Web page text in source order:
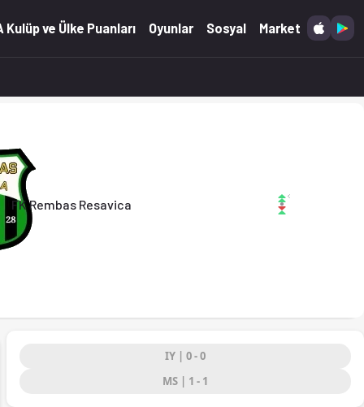
Kulüp ve Ülke Puanları Oyunlar Sosyal Market
FK Rembas Resavica
IY | 0 - 0
MS | 1 - 1